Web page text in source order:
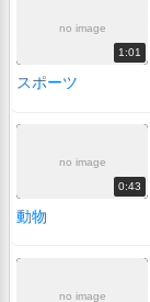
no image
1:01
スポーツ
no image
0:43
動物
no image